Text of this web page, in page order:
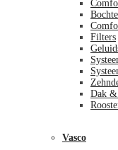
Filters
Dak
Vasco